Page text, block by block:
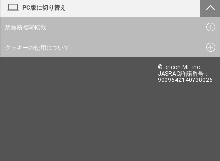
PC版に切り替え
禁無断複写転載
クッキーの使用について
© oricon ME inc.
JASRAC許諾番号：
9009642140Y38026